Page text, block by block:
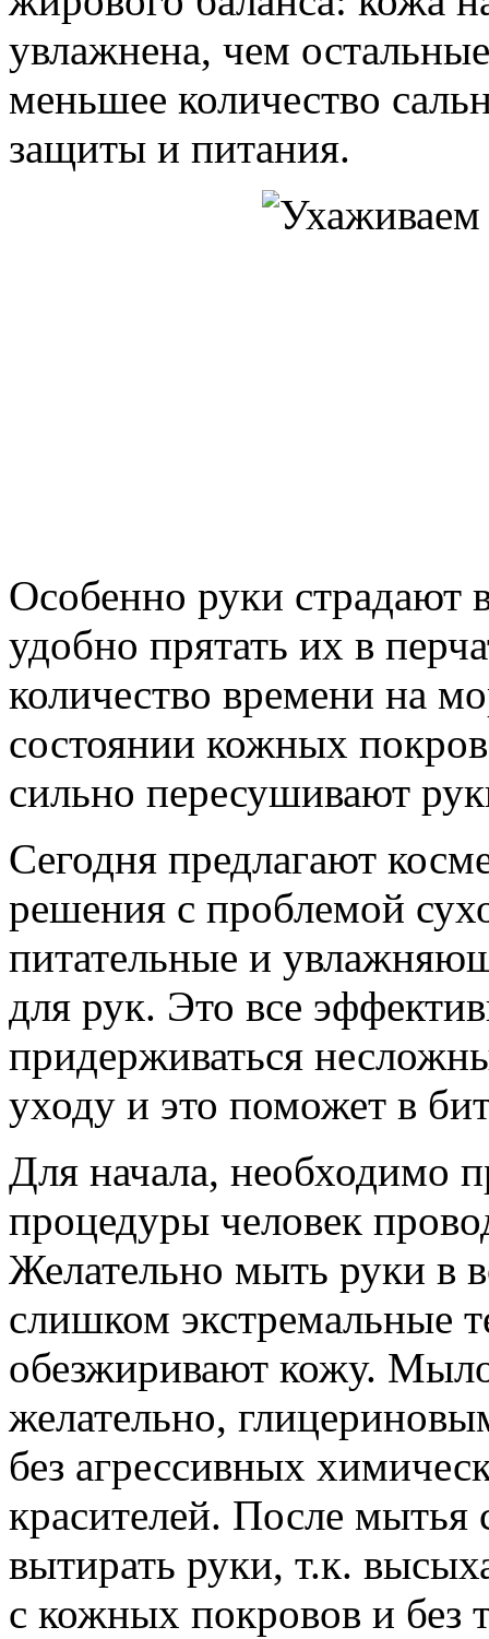
увлажнена, чем
меньшее количество
защиты и питания.
Особенно руки страдают
удобно прятать их в
количество времени на
состоянии кожных
сильно пересушивают
Сегодня предлагают
решения с проблемой
питательные и
для рук. Это все
придерживаться
уходу и это поможет в
Для начала, необходимо
процедуры человек
Желательно мыть руки в
слишком экстремальные
обезжиривают кожу.
желательно,
без агрессивных
красителей. После мытья
вытирать руки, т.к.
с кожных покровов и без